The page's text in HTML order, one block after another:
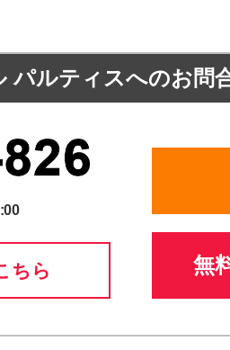
パルティスへのお問
ちら 無